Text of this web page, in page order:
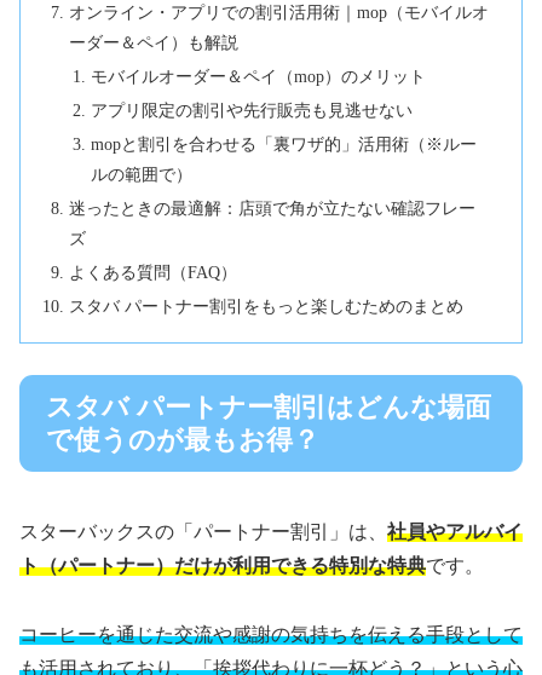
オンライン・アプリでの割引活用術｜mop（モバイルオ
ーダー＆ペイ）も解説
モバイルオーダー＆ペイ（mop）のメリット
アプリ限定の割引や先行販売も見逃せない
mopと割引を合わせる「裏ワザ的」活用術（※ルー
ルの範囲で）
迷ったときの最適解：店頭で角が立たない確認フレー
ズ
よくある質問（FAQ）
スタバ パートナー割引をもっと楽しむためのまとめ
スタバ パートナー割引はどんな場面
で使うのが最もお得？
スターバックスの「パートナー割引」は、 社員やアルバイ
ト（パートナー）だけが利用できる特別な特典です。
コーヒーを通じた交流や感謝の気持ちを伝える手段として
も活用されており、「挨拶代わりに一杯どう？」という心